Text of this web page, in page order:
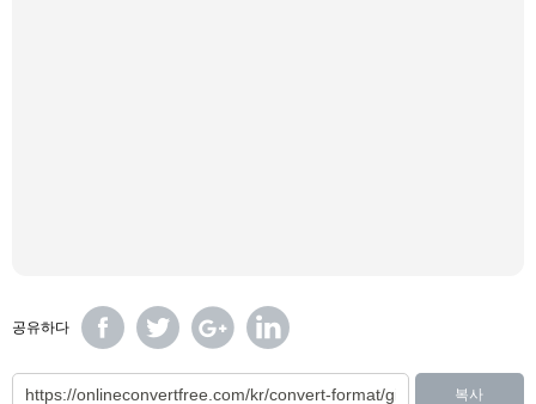
공유하다
복사